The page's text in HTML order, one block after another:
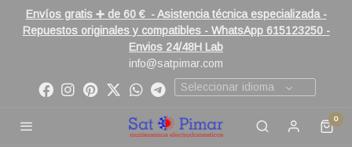
Envíos gratis ➕ de 60 € - Asistencia técnica especializada -
Repuestos originales y compatibles - WhatsApp 615123250 -
Envios 24/48H Lab
info@satpimar.com
Seleccionar idioma
0